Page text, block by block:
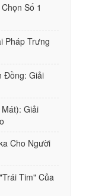
Số 1
Pháp Trưng
Đồng: Giải
Giải
Cho Người
Tim" Của